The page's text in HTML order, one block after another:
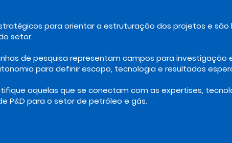
para orientar a estruturação dos projetos e
setor.
de pesquisa representam campos para investigação
para definir escopo, tecnologia e resultados
aquelas que se conectam com as expertises,
P&D para o setor de petróleo e gás.